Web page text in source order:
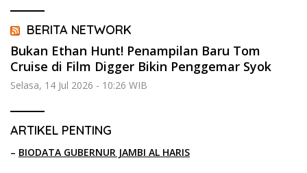
BERITA NETWORK
Bukan Ethan Hunt! Penampilan Baru Tom
Cruise di Film Digger Bikin Penggemar Syok
Selasa, 14 Jul 2026 - 10:26 WIB
ARTIKEL PENTING
– BIODATA GUBERNUR JAMBI AL HARIS